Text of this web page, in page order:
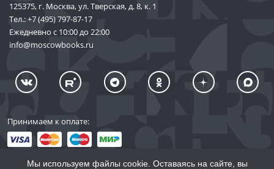
125375, г. Москва, ул. Тверская, д. 8, к. 1
Тел.:+7 (495) 797-87-17
Ежедневно с 10:00 до 22:00
info@moscowbooks.ru
Принимаем к оплате:
Мы используем файлы cookie. Оставаясь на сайте, вы